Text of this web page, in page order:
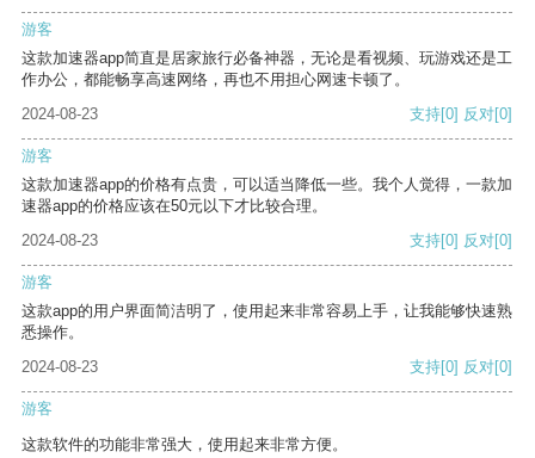
游客
这款加速器app简直是居家旅行必备神器，无论是看视频、玩游戏还是工
作办公，都能畅享高速网络，再也不用担心网速卡顿了。
2024-08-23
支持[0] 反对[0]
游客
这款加速器app的价格有点贵，可以适当降低一些。我个人觉得，一款加
速器app的价格应该在50元以下才比较合理。
2024-08-23
支持[0] 反对[0]
游客
这款app的用户界面简洁明了，使用起来非常容易上手，让我能够快速熟
悉操作。
2024-08-23
支持[0] 反对[0]
游客
这款软件的功能非常强大，使用起来非常方便。